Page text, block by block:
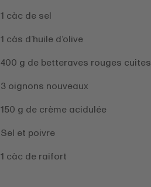
1 càc de sel
1 càs d’huile d’olive
400 g de betteraves rouges cuites
3 oignons nouveaux
150 g de crème acidulée
Sel et poivre
1 càc de raifort